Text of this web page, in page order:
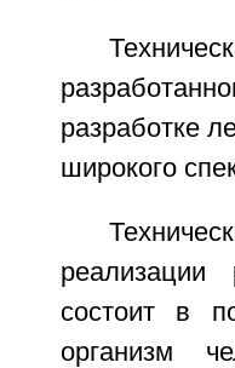
разработке
широкого
реализации
состоит в
организм